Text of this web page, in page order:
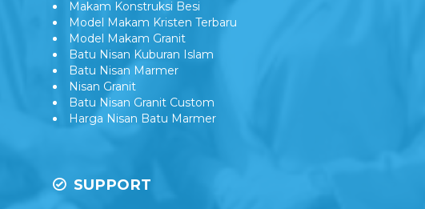
Makam Kristen Minimalis
Makam Konstruksi Besi
Model Makam Kristen Terbaru
Model Makam Granit
Batu Nisan Kuburan Islam
Batu Nisan Marmer
Nisan Granit
Batu Nisan Granit Custom